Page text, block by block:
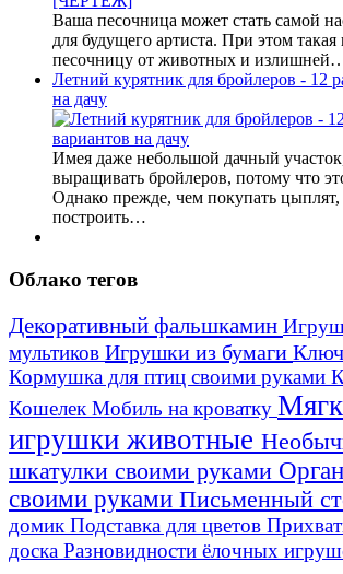
Ваша песочница может стать самой
для будущего артиста. При этом
песочницу от животных и
Летний курятник для бройлеров - 12
на дачу
Имея даже небольшой дачный
выращивать бройлеров, потому что
Однако прежде, чем покупать
построить…
Облако тегов
Декоративный фальшкамин
мультиков Игрушки из бумаги
Кормушка для птиц своими руками
Кошелек Мобиль на кроватку
игрушки животные
шкатулки своими руками
своими руками Письменный
домик Подставка для цветов
доска Разновидности ёлочных